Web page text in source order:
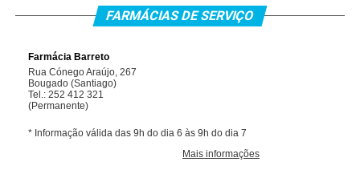
FARMÁCIAS DE SERVIÇO